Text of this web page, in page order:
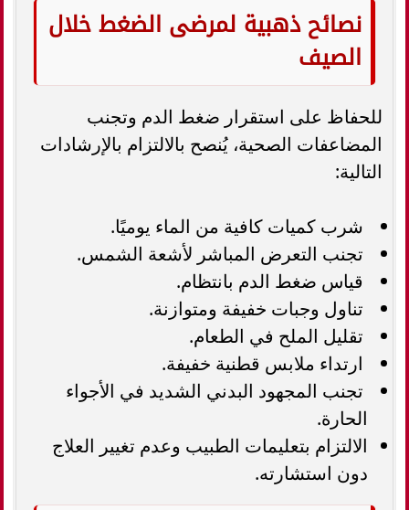
نصائح ذهبية لمرضى الضغط خلال
الصيف
للحفاظ على استقرار ضغط الدم وتجنب
المضاعفات الصحية، يُنصح بالالتزام بالإرشادات
التالية:
شرب كميات كافية من الماء يوميًا.
تجنب التعرض المباشر لأشعة الشمس.
قياس ضغط الدم بانتظام.
تناول وجبات خفيفة ومتوازنة.
تقليل الملح في الطعام.
ارتداء ملابس قطنية خفيفة.
تجنب المجهود البدني الشديد في الأجواء
الحارة.
الالتزام بتعليمات الطبيب وعدم تغيير العلاج
دون استشارته.